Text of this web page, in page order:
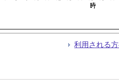
利用される